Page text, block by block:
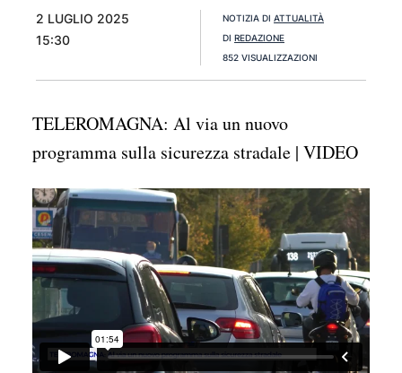
2 LUGLIO 2025
15:30
NOTIZIA DI ATTUALITÀ
DI REDAZIONE
852 VISUALIZZAZIONI
TELEROMAGNA: Al via un nuovo
programma sulla sicurezza stradale | VIDEO